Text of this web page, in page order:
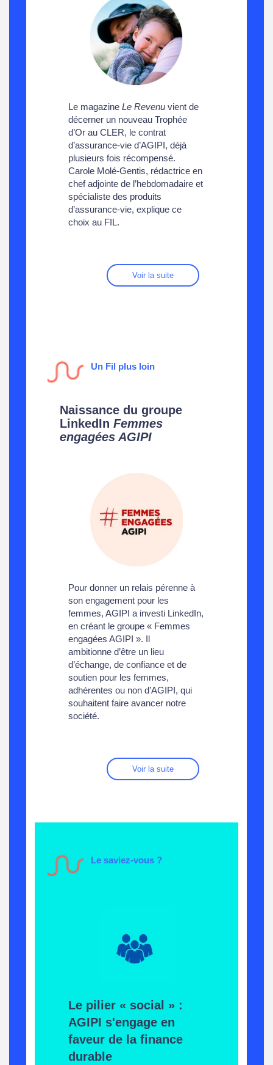
Le magazine Le Revenu vient de
décerner un nouveau Trophée
d’Or au CLER, le contrat
d’assurance-vie d’AGIPI, déjà
plusieurs fois récompensé.
Carole Molé-Gentis, rédactrice en
chef adjointe de l’hebdomadaire et
spécialiste des produits
d’assurance-vie, explique ce
choix au FIL.
Voir la suite
Un Fil plus loin
Naissance du groupe
LinkedIn Femmes
engagées AGIPI
Pour donner un relais pérenne à
son engagement pour les
femmes, AGIPI a investi LinkedIn,
en créant le groupe « Femmes
engagées AGIPI ». Il
ambitionne d’être un lieu
d’échange, de confiance et de
soutien pour les femmes,
adhérentes ou non d’AGIPI, qui
souhaitent faire avancer notre
société.
Voir la suite
Le saviez-vous ?
Le pilier « social » :
AGIPI s'engage en
faveur de la finance
durable